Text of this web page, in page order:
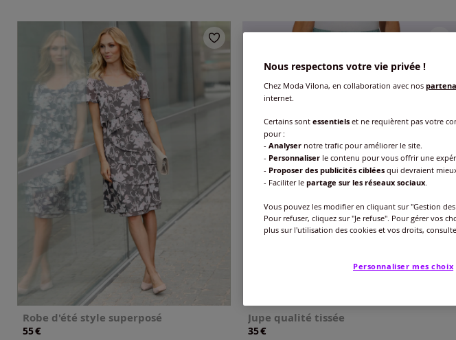
Robe d'été style superposé
55€
Jupe qualité tissée
35€
Nous respectons votre vie privée !
Chez Moda Vilona, en collaboration avec nos
internet.
Certains sont essentiels et ne requièrent pas votre
pour :
- Analyser notre trafic pour améliorer le site.
- Personnaliser le contenu pour vous offrir une
- Proposer des publicités ciblées qui devraient
- Faciliter le partage sur les réseaux sociaux.
Vous pouvez les modifier en cliquant sur "Gestion
Pour refuser, cliquez sur "Je refuse". Pour gérer vos
plus sur l'utilisation des cookies et vos droits,
Personnaliser mes choix